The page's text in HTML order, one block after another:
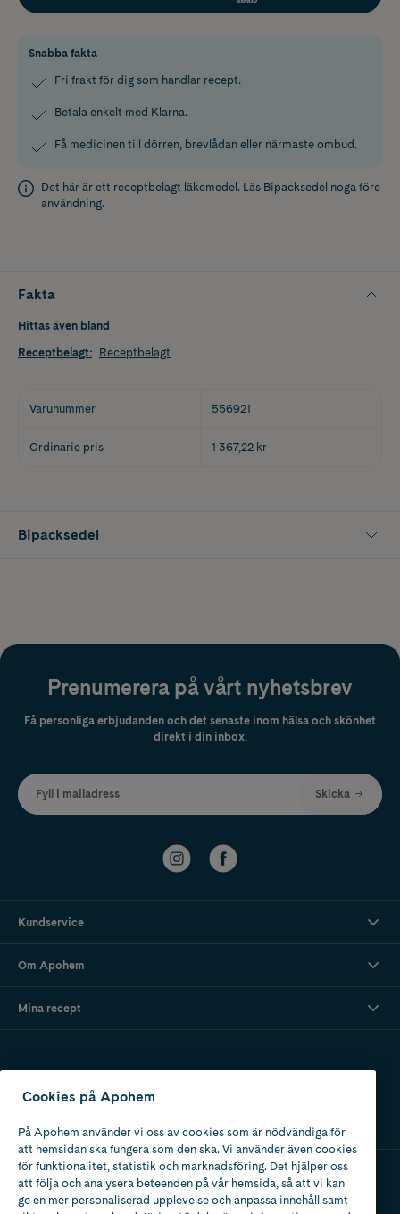
Snabba fakta
Fri frakt för dig som handlar recept.
Betala enkelt med Klarna.
Få medicinen till dörren, brevlådan eller närmaste ombud.
Det här är ett receptbelagt läkemedel. Läs Bipacksedel noga före
användning.
Fakta
Hittas även bland
Receptbelagt: Receptbelagt
Varunummer 556921
Ordinarie pris 1 367,22 kr
Bipacksedel
Prenumerera på vårt nyhetsbrev
Få personliga erbjudanden och det senaste inom hälsa och skönhet
direkt i din inbox.
Fyll i mailadress Skicka
Kundservice
Om Apohem
Mina recept
Apotek med tillstånd
av Läkemedelsverket
Cookies på Apohem
På Apohem använder vi oss av cookies som är nödvändiga för
att hemsidan ska fungera som den ska. Vi använder även cookies
för funktionalitet, statistik och marknadsföring. Det hjälper oss
att följa och analysera beteenden på vår hemsida, så att vi kan
ge en mer personaliserad upplevelse och anpassa innehåll samt